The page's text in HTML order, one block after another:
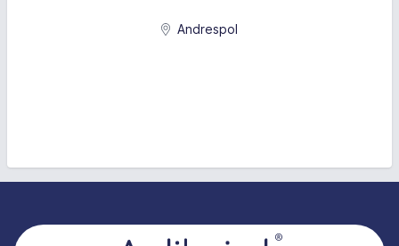
Andrespol